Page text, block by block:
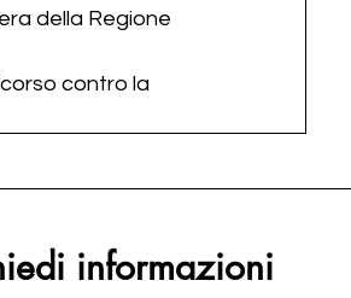
della Regione
contro la
informazioni